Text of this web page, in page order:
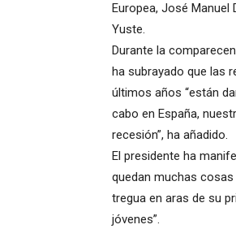
Europea, José Manuel
Yuste.
Durante la
ha subrayado que las
últimos años “están
cabo en España,
recesión”, ha añadido.
El presidente ha
quedan muchas
tregua en aras de su
jóvenes”.